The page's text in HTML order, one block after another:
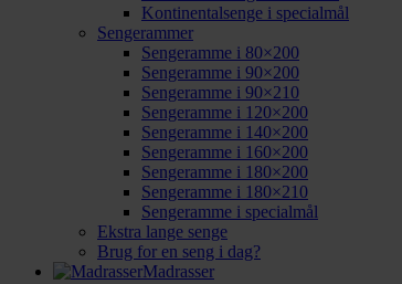
Kontinentalsenge i specialmål
Sengerammer
Sengeramme i 80×200
Sengeramme i 90×200
Sengeramme i 90×210
Sengeramme i 120×200
Sengeramme i 140×200
Sengeramme i 160×200
Sengeramme i 180×200
Sengeramme i 180×210
Sengeramme i specialmål
Ekstra lange senge
Brug for en seng i dag?
Madrasser